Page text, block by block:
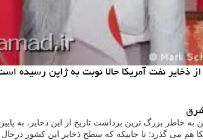
ذخایر نفت آمریکا حالا نوبت به ژاپن رسیده
به خاطر بزرگ ترین برداشت تاریخ از این ذخایر، به
هم می گذرد؛ تا جاییکه که سطح ذخایر این کشور